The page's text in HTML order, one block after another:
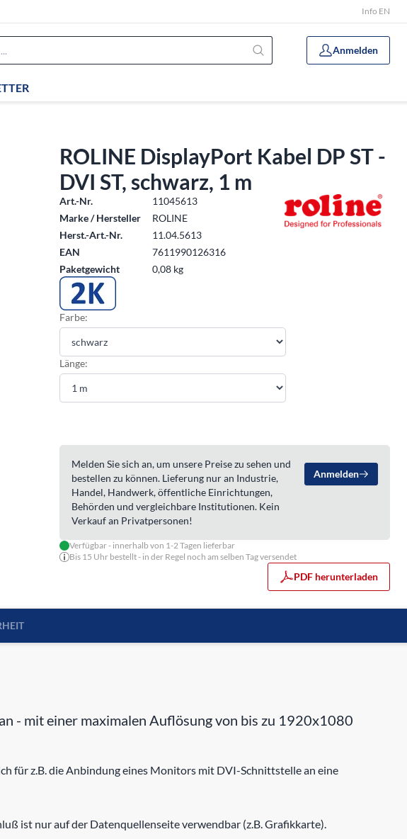
Info EN
Anmelden
ROLINE DisplayPort Kabel DP ST -
DVI ST, schwarz, 1 m
Art.-Nr.
11045613
Marke / Hersteller
ROLINE
Herst.-Art.-Nr.
11.04.5613
EAN
7611990126316
Paketgewicht
0,08 kg
Farbe:
Länge:
Melden Sie sich an, um unsere Preise zu sehen und
bestellen zu können. Lieferung nur an Industrie,
Handel, Handwerk, öffentliche Einrichtungen,
Behörden und vergleichbare Institutionen. Kein
Verkauf an Privatpersonen!
Anmelden
Verfügbar - innerhalb von 1-2 Tagen lieferbar
Bis 15 Uhr bestellt - in der Regel noch am selben Tag versendet
PDF herunterladen
- mit einer maximalen Auflösung von bis zu 1920x1080
für z.B. die Anbindung eines Monitors mit DVI-Schnittstelle an eine
ist nur auf der Datenquellenseite verwendbar (z.B. Grafikkarte).